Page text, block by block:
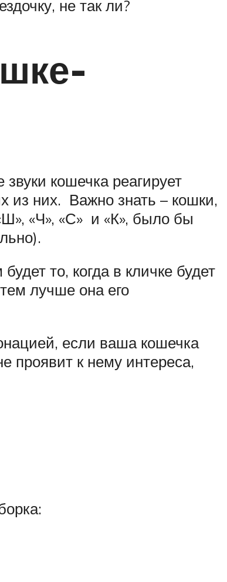
не так ли?
кошечка реагирует
из них. Важно знать – кошки,
«Ч», «С» и «К», было бы
то, когда в кличке будет
лучше она его
если ваша кошечка
проявит к нему интереса,